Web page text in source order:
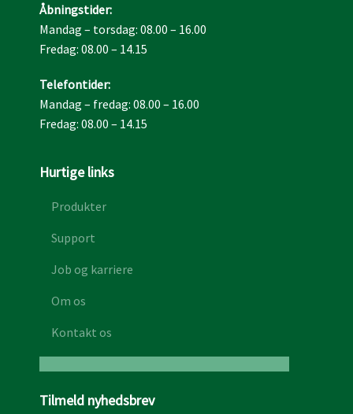
Åbningstider:
Mandag – torsdag: 08.00 – 16.00
Fredag: 08.00 – 14.15
Telefontider​:
Mandag – fredag: 08.00 – 16.00
Fredag: 08.00 – 14.15
Hurtige links
Produkter
Support
Job og karriere
Om os
Kontakt os
Tilmeld nyhedsbrev